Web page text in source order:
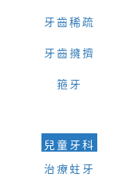
牙齒稀疏
牙齒擁擠
箍牙
兒童牙科
治療蛀牙